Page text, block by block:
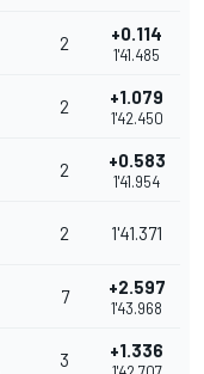
2 +0.114
1'41.485
2 +1.079
1'42.450
2 +0.583
1'41.954
2 1'41.371
7 +2.597
1'43.968
3 +1.336